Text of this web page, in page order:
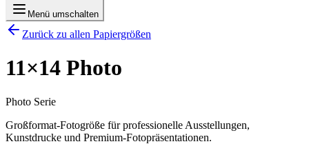
Menü umschalten
Zurück zu allen Papiergrößen
11×14 Photo
Photo Serie
Großformat-Fotogröße für professionelle Ausstellungen,
Kunstdrucke und Premium-Fotopräsentationen.